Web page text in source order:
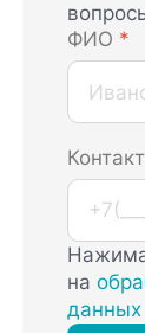
ФИО *
на
данных